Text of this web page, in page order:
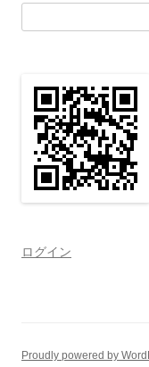
ログイン
Proudly powered by